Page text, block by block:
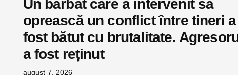
Un bărbat care a intervenit să
oprească un conflict între tineri a
fost bătut cu brutalitate.
a fost reținut
august 7, 2026